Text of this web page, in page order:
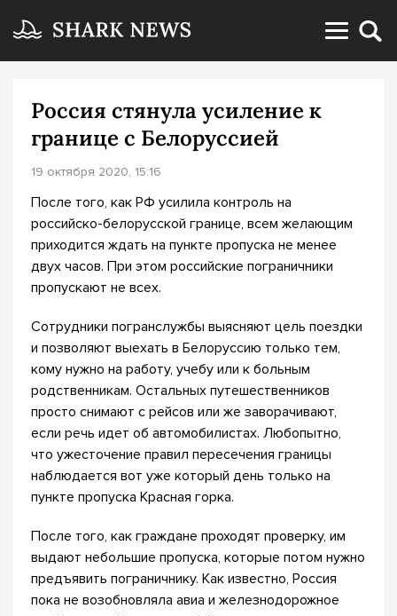
Россия стянула усиление к
границе с Белоруссией
19 октября 2020, 15:16
После того, как РФ усилила контроль на
российско-белорусской границе, всем желающим
приходится ждать на пункте пропуска не менее
двух часов. При этом российские пограничники
пропускают не всех.
Сотрудники погранслужбы выясняют цель поездки
и позволяют выехать в Белоруссию только тем,
кому нужно на работу, учебу или к больным
родственникам. Остальных путешественников
просто снимают с рейсов или же заворачивают,
если речь идет об автомобилистах. Любопытно,
что ужесточение правил пересечения границы
наблюдается вот уже который день только на
пункте пропуска Красная горка.
После того, как граждане проходят проверку, им
выдают небольшие пропуска, которые потом нужно
предъявить пограничнику. Как известно, Россия
пока не возобновляла авиа и железнодорожное